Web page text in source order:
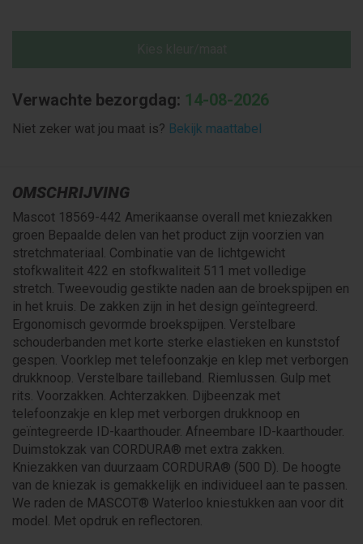
Verwachte bezorgdag: 14-08-2026
Niet zeker wat jou maat is? Bekijk maattabel
OMSCHRIJVING
Mascot 18569-442 Amerikaanse overall met kniezakken
groen Bepaalde delen van het product zijn voorzien van
stretchmateriaal. Combinatie van de lichtgewicht
stofkwaliteit 422 en stofkwaliteit 511 met volledige
stretch. Tweevoudig gestikte naden aan de broekspijpen en
in het kruis. De zakken zijn in het design geïntegreerd.
Ergonomisch gevormde broekspijpen. Verstelbare
schouderbanden met korte sterke elastieken en kunststof
gespen. Voorklep met telefoonzakje en klep met verborgen
drukknoop. Verstelbare tailleband. Riemlussen. Gulp met
rits. Voorzakken. Achterzakken. Dijbeenzak met
telefoonzakje en klep met verborgen drukknoop en
geïntegreerde ID-kaarthouder. Afneembare ID-kaarthouder.
Duimstokzak van CORDURA® met extra zakken.
Kniezakken van duurzaam CORDURA® (500 D). De hoogte
van de kniezak is gemakkelijk en individueel aan te passen.
We raden de MASCOT® Waterloo kniestukken aan voor dit
model. Met opdruk en reflectoren.